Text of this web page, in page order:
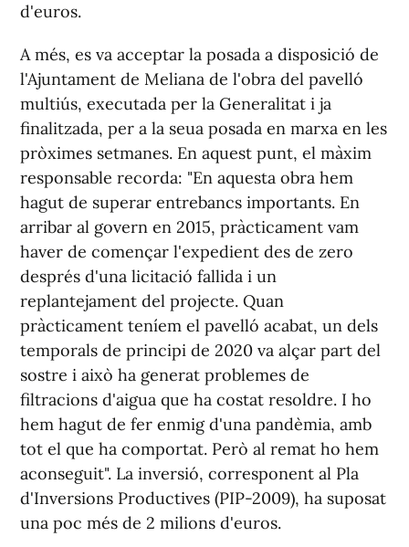
d'euros.
A més, es va acceptar la posada a disposició de
l'Ajuntament de Meliana de l'obra del pavelló
multiús, executada per la Generalitat i ja
finalitzada, per a la seua posada en marxa en les
pròximes setmanes. En aquest punt, el màxim
responsable recorda: "En aquesta obra hem
hagut de superar entrebancs importants. En
arribar al govern en 2015, pràcticament vam
haver de començar l'expedient des de zero
després d'una licitació fallida i un
replantejament del projecte. Quan
pràcticament teníem el pavelló acabat, un dels
temporals de principi de 2020 va alçar part del
sostre i això ha generat problemes de
filtracions d'aigua que ha costat resoldre. I ho
hem hagut de fer enmig d'una pandèmia, amb
tot el que ha comportat. Però al remat ho hem
aconseguit". La inversió, corresponent al Pla
d'Inversions Productives (PIP-2009), ha suposat
una poc més de 2 milions d'euros.